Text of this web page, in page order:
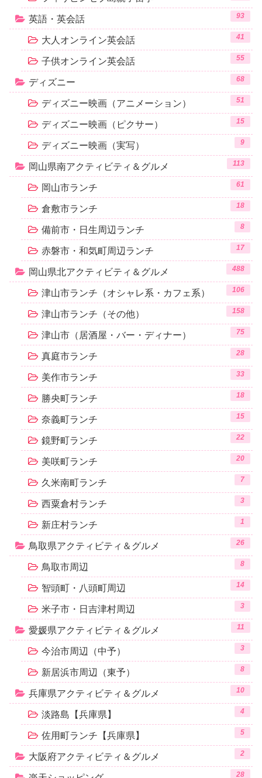
英語・英会話 93
大人オンライン英会話 41
子供オンライン英会話 55
ディズニー 68
ディズニー映画（アニメーション） 51
ディズニー映画（ピクサー） 15
ディズニー映画（実写） 9
岡山県南アクティビティ＆グルメ 113
岡山市ランチ 61
倉敷市ランチ 18
備前市・日生周辺ランチ 8
赤磐市・和気町周辺ランチ 17
岡山県北アクティビティ＆グルメ 488
津山市ランチ（オシャレ系・カフェ系） 106
津山市ランチ（その他） 158
津山市（居酒屋・バー・ディナー） 75
真庭市ランチ 28
美作市ランチ 33
勝央町ランチ 18
奈義町ランチ 15
鏡野町ランチ 22
美咲町ランチ 20
久米南町ランチ 7
西粟倉村ランチ 3
新庄村ランチ 1
鳥取県アクティビティ＆グルメ 26
鳥取市周辺 8
智頭町・八頭町周辺 14
米子市・日吉津村周辺 3
愛媛県アクティビティ＆グルメ 11
今治市周辺（中予） 3
新居浜市周辺（東予） 8
兵庫県アクティビティ＆グルメ 10
淡路島【兵庫県】 4
佐用町ランチ【兵庫県】 5
大阪府アクティビティ＆グルメ 2
28